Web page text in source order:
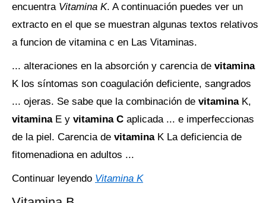
encuentra Vitamina K. A continuación puedes ver un
extracto en el que se muestran algunas textos relativos
a funcion de vitamina c en Las Vitaminas.
... alteraciones en la absorción y carencia de vitamina
K los síntomas son coagulación deficiente, sangrados
... ojeras. Se sabe que la combinación de vitamina K,
vitamina E y vitamina C aplicada ... e imperfeccionas
de la piel. Carencia de vitamina K La deficiencia de
fitomenadiona en adultos ...
Continuar leyendo Vitamina K